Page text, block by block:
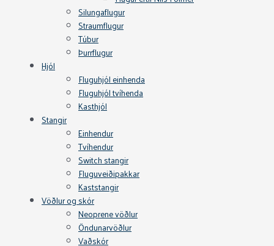
Silungaflugur
Straumflugur
Túbur
Þurrflugur
Hjól
Fluguhjól einhenda
Fluguhjól tvíhenda
Kasthjól
Stangir
Einhendur
Tvíhendur
Switch stangir
Fluguveiðipakkar
Kaststangir
Vöðlur og skór
Neoprene vöðlur
Öndunarvöðlur
Vaðskór